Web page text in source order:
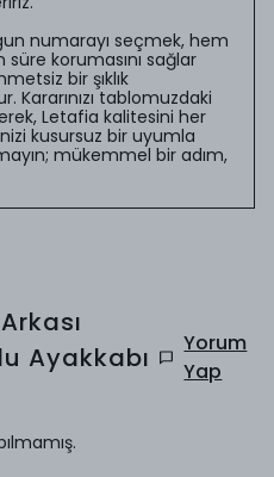
numarayı seçmek, hem
korumasını sağlar
bir şıklık
Kararınızı tablomuzdaki
Letafia kalitesini her
kusursuz bir uyumla
mükemmel bir adım,
Ayakkabı
Yorum
Yap